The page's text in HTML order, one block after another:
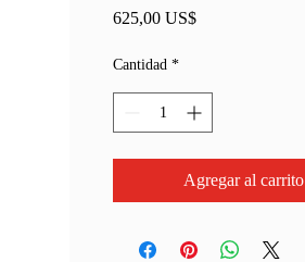
625,00 US$Precio
Cantidad *
Agregar al carrito